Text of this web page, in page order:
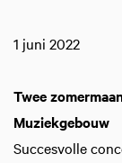
1 juni 2022
Twee
Muziekgebouw
Succesvolle